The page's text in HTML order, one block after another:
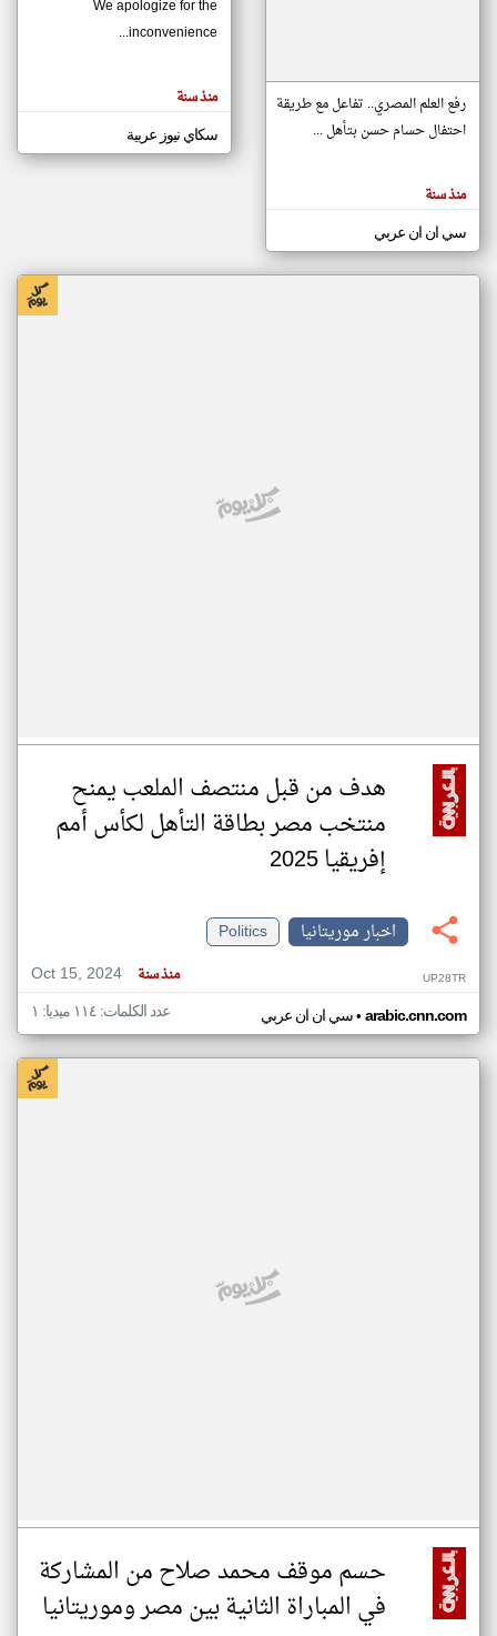
مصادر الأخبار من موريتانيا
اخبار موريتانيا على مدار الساعة
أهم اخبار موريتانيا العاجلة والمباشرة
المقالات
الموجوده
هنا عن
رفع العلم المصري.. تفاعل مع طريقة
احتفال حسام حسن بتأهل ...
منذ سنة
سي ان ان عربي
We apologize for the
inconvenience...
منذ سنة
سكاي نيوز عربية
هدف من قبل منتصف الملعب يمنح
منتخب مصر بطاقة التأهل لكأس أمم
إفريقيا 2025
اخبار موريتانيا
Politics
Oct 15, 2024
منذ سنة UP28TR
سي ان ان عربي• arabic.cnn.com عدد الكلمات: ١١٤ ميديا: ١
حسم موقف محمد صلاح من المشاركة
في المباراة الثانية بين مصر وموريتانيا
klyoum.com